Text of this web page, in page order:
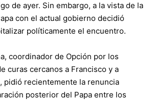
de ayer. Sin embargo, a la vista de la
con el actual gobierno decidió
políticamente el encuentro.
coordinador de Opción por los
curas cercanos a Francisco y a
pidió recientemente la renuncia
posterior del Papa entre los